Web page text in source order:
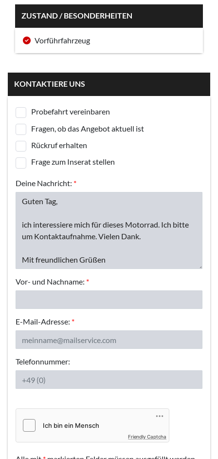
ZUSTAND / BESONDERHEITEN
Vorführfahrzeug
KONTAKTIERE UNS
Probefahrt vereinbaren
Fragen, ob das Angebot aktuell ist
Rückruf erhalten
Frage zum Inserat stellen
Deine Nachricht: *
Vor- und Nachname: *
E-Mail-Adresse: *
Telefonnummer:
Friendly Captcha